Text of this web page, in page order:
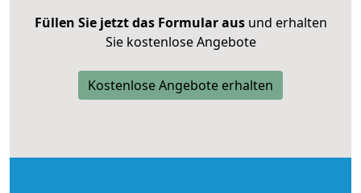
Füllen Sie jetzt das Formular ausund erhalten
Sie kostenlose Angebote
Kostenlose Angebote erhalten